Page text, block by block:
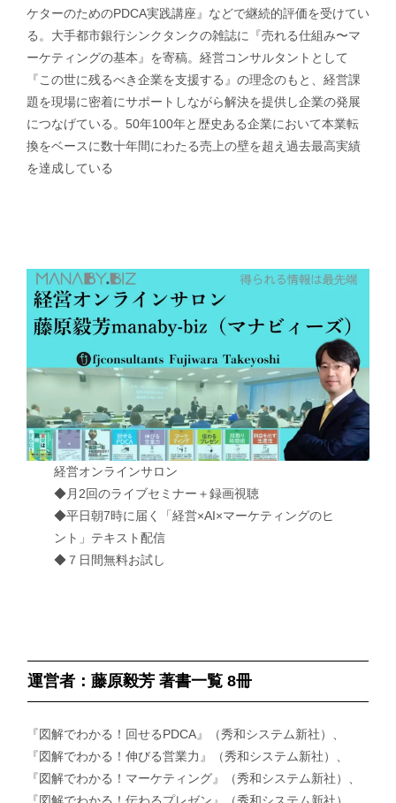
ケターのためのPDCA実践講座』などで継続的評価を受けてい
る。大手都市銀行シンクタンクの雑誌に『売れる仕組み〜マ
ーケティングの基本』を寄稿。経営コンサルタントとして
『この世に残るべき企業を支援する』の理念のもと、経営課
題を現場に密着にサポートしながら解決を提供し企業の発展
につなげている。50年100年と歴史ある企業において本業転
換をベースに数十年間にわたる売上の壁を超え過去最高実績
を達成している
経営オンラインサロン
◆月2回のライブセミナー＋録画視聴
◆平日朝7時に届く「経営×AI×マーケティングのヒ
ント」テキスト配信
◆７日間無料お試し
運営者：藤原毅芳 著書一覧 8冊
『図解でわかる！回せるPDCA』（秀和システム新社）、
『図解でわかる！伸びる営業力』（秀和システム新社）、
『図解でわかる！マーケティング』（秀和システム新社）、